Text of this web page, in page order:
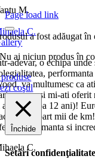
M.
C.
adevar, o echipa
va multumesc ca
mea si mi-ati oferit
acum (dupa 12 ani)!
ne despart mii de
performanta si
C.
Page load link
a fost adăugat în
Nu ai niciun produs în
coşul
Închide
Setări confidenţialitate